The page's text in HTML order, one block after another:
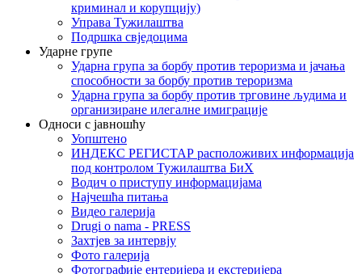
криминал и корупцију)
Управа Тужилаштва
Подршка свједоцима
Ударне групе
Ударна група за борбу против тероризма и јачања
способности за борбу против тероризма
Ударна група за борбу против трговине људима и
организиране илегалне имиграције
Односи с јавношћу
Уопштено
ИНДЕКС РЕГИСТАР расположивих информација
под контролом Тужилаштва БиХ
Водич о приступу информацијама
Најчешћа питања
Видео галерија
Drugi o nama - PRESS
Захтјев за интервју
Фото галерија
Фотографије ентеријера и екстеријера